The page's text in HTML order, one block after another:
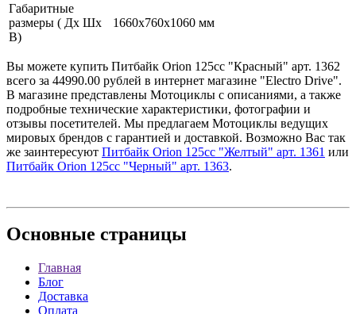
Габаритные
размеры ( Дх Шх
В)
1660x760x1060 мм
Вы можете купить Питбайк Orion 125cc "Красный" арт. 1362
всего за 44990.00 рублей в интернет магазине "Electro Drive".
В магазине представлены Мотоциклы с описаниями, а также
подробные технические характеристики, фотографии и
отзывы посетителей. Мы предлагаем Мотоциклы ведущих
мировых брендов с гарантией и доставкой. Возможно Вас так
же заинтересуют Питбайк Orion 125cc "Желтый" арт. 1361 или
Питбайк Orion 125cc "Черный" арт. 1363.
Основные страницы
Главная
Блог
Доставка
Оплата